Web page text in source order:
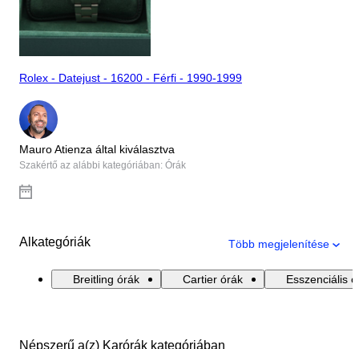
Rolex - Datejust - 16200 - Férfi - 1990-1999
Mauro Atienza által kiválasztva
Szakértő az alábbi kategóriában: Órák
Alkategóriák Több megjelenítése
Breitling órák Cartier órák Esszenciális
Népszerű a(z) Karórák kategóriában